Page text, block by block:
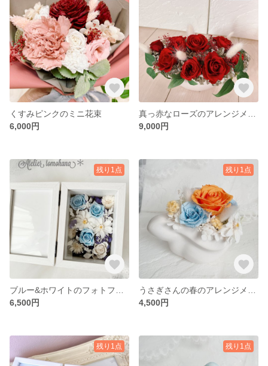
くすみピンクのミニ花束
6,000円
9,000円
残り1点
6,500円
残り1点
4,500円
残り1点 残り1点